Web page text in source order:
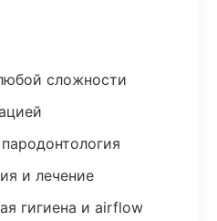
сложности
и лечение
гигиена и airflow